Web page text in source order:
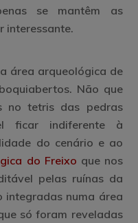
se mantêm as
interessante.
área arqueológica de
Não que
no tetris das pedras
ficar indiferente à
do cenário e ao
do Freixo que nos
pelas ruínas da
integradas numa área
só foram reveladas